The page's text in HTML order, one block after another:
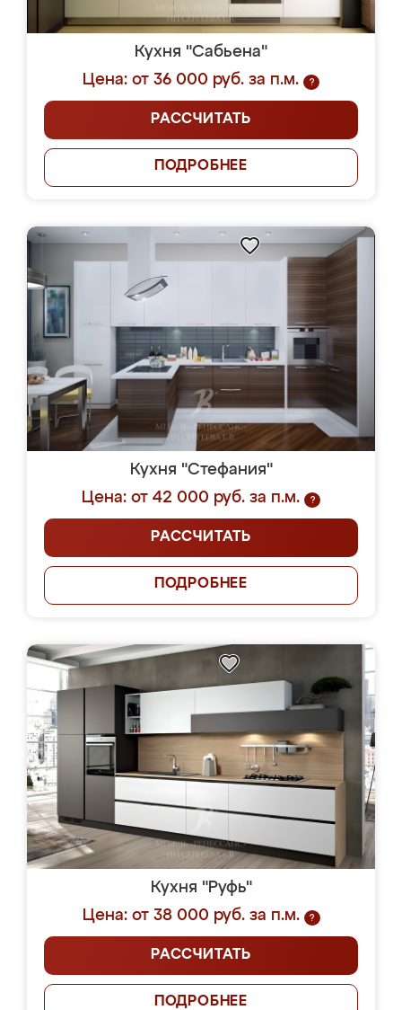
Кухня "Сабьена"
Цена: от 36 000 руб. за п.м.
?
РАССЧИТАТЬ
ПОДРОБНЕЕ
Кухня "Стефания"
Цена: от 42 000 руб. за п.м.
?
РАССЧИТАТЬ
ПОДРОБНЕЕ
Кухня "Руфь"
Цена: от 38 000 руб. за п.м.
?
РАССЧИТАТЬ
ПОДРОБНЕЕ